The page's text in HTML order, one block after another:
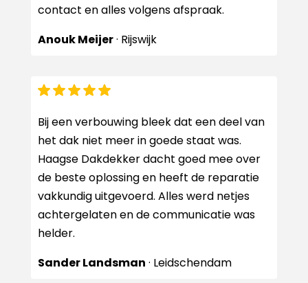
contact en alles volgens afspraak.
Anouk Meijer· Rijswijk
Bij een verbouwing bleek dat een deel van
het dak niet meer in goede staat was.
Haagse Dakdekker dacht goed mee over
de beste oplossing en heeft de reparatie
vakkundig uitgevoerd. Alles werd netjes
achtergelaten en de communicatie was
helder.
Sander Landsman · Leidschendam